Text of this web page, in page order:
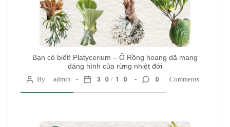
Bạn có biết! Platycerium – Ổ Rồng hoang dã mang
dáng hình của rừng nhiệt đới
By admin
30/10 0 Comments